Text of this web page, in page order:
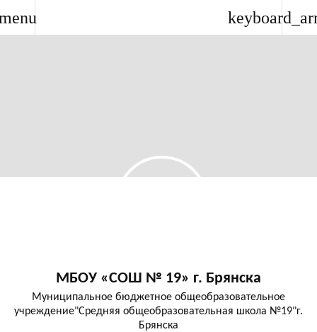
МБОУ «СОШ № 19» г. Брянска
Муниципальное бюджетное общеобразовательное
учреждение"Средняя общеобразовательная школа №19"г.
Брянска